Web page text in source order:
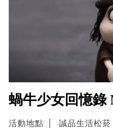
蝸牛少女回憶錄
活動地點
誠品生活松